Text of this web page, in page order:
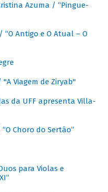
Azuma / “Pingue-
“O Antigo e O Atual – O
Viagem de Ziryab"
da UFF apresenta Villa-
Choro do Sertão”
para Violas e